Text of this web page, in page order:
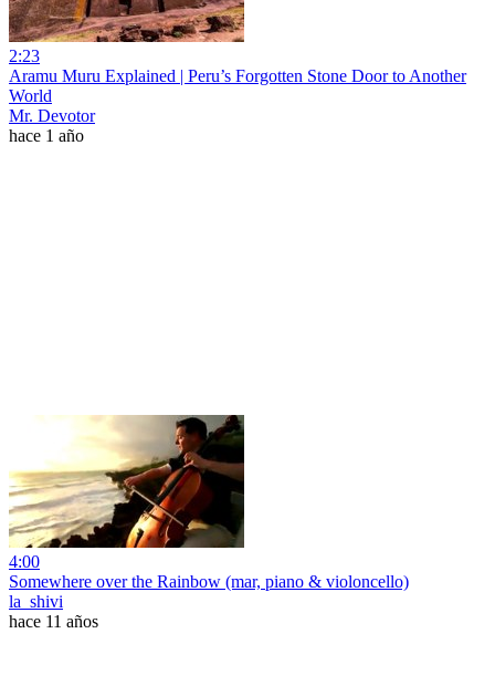
2:23
Aramu Muru Explained | Peru’s Forgotten Stone Door to Another
World
Mr. Devotor
hace 1 año
4:00
Somewhere over the Rainbow (mar, piano & violoncello)
la_shivi
hace 11 años